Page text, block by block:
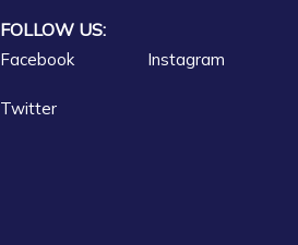
FOLLOW US:
Facebook Instagram
Twitter